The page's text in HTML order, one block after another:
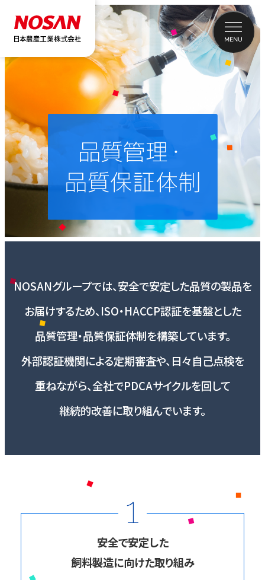
NOSANグループでは、安全で安定した品質の製品を
お届けするため、ISO・HACCP認証を基盤とした
品質管理・品質保証体制を構築しています。
外部認証機関による定期審査や、日々自己点検を
重ねながら、全社でPDCAサイクルを回して
継続的改善に取り組んでいます。
こだわり 1
安全で安定した
飼料製造に向けた取り組み